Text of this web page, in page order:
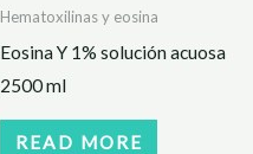
Hematoxilinas y eosina
Eosina Y 1% solución acuosa
2500 ml
READ MORE